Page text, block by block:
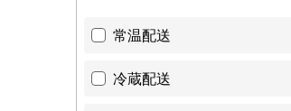
常温配送
冷蔵配送